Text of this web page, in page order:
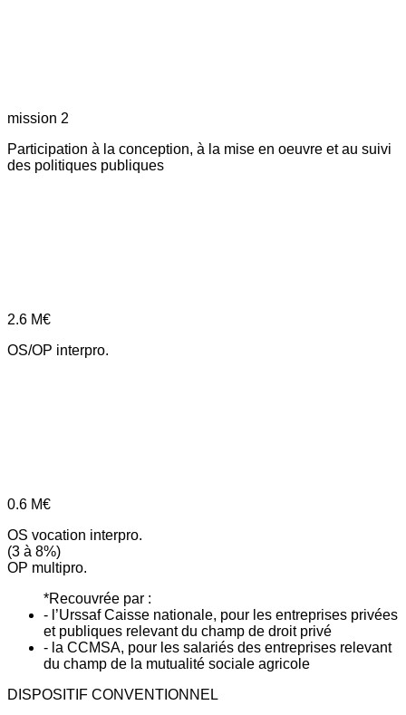
mission 2
Participation à la conception, à la mise en oeuvre et au suivi
des politiques publiques
2.6 M€
OS/OP interpro.
0.6 M€
OS vocation interpro.
(3 à 8%)
OP multipro.
*Recouvrée par :
- l’Urssaf Caisse nationale, pour les entreprises privées
et publiques relevant du champ de droit privé
- la CCMSA, pour les salariés des entreprises relevant
du champ de la mutualité sociale agricole
DISPOSITIF CONVENTIONNEL